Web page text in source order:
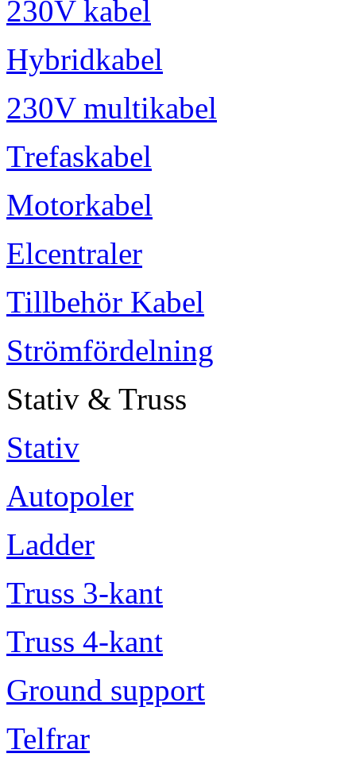
230V kabel
Hybridkabel
230V multikabel
Trefaskabel
Motorkabel
Elcentraler
Tillbehör Kabel
Strömfördelning
Stativ & Truss
Stativ
Autopoler
Ladder
Truss 3-kant
Truss 4-kant
Ground support
Telfrar